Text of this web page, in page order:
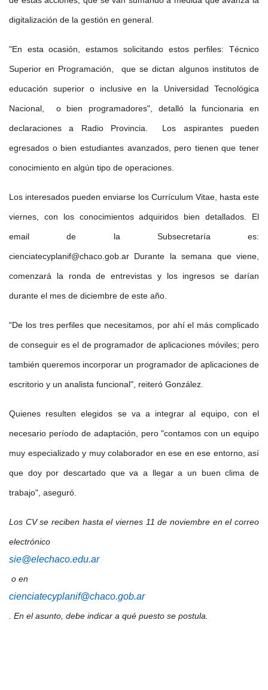
digitalización de la gestión en general.
"En esta ocasión, estamos solicitando estos perfiles: Técnico
Superior en Programación, que se dictan algunos institutos de
educación superior o inclusive en la Universidad Tecnológica
Nacional, o bien programadores", detalló la funcionaria en
declaraciones a Radio Provincia. Los aspirantes pueden
egresados o bien estudiantes avanzados, pero tienen que tener
conocimiento en algún tipo de operaciones.
Los interesados pueden enviarse los Currículum Vitae, hasta este
viernes, con los conocimientos adquiridos bien detallados. El
email de la Subsecretaría es:
cienciatecyplanif@chaco.gob.ar Durante la semana que viene,
comenzará la ronda de entrevistas y los ingresos se darían
durante el mes de diciembre de este año.
"De los tres perfiles que necesitamos, por ahí el más complicado
de conseguir es el de programador de aplicaciones móviles; pero
también queremos incorporar un programador de aplicaciones de
escritorio y un analista funcional", reiteró González.
Quienes resulten elegidos se va a integrar al equipo, con el
necesario período de adaptación, pero "contamos con un equipo
muy especializado y muy colaborador en ese en ese entorno, así
que doy por descartado que va a llegar a un buen clima de
trabajo", aseguró.
Los CV se reciben hasta el viernes 11 de noviembre en el correo
electrónico
sie@elechaco.edu.ar
o en
cienciatecyplanif@chaco.gob.ar
. En el asunto, debe indicar a qué puesto se postula.